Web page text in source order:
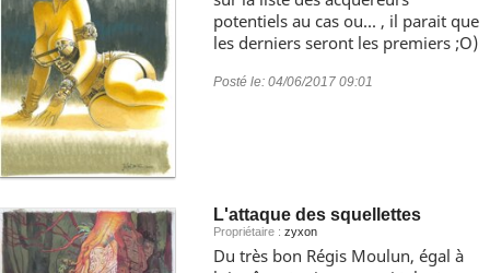
potentiels au cas ou... , il parait que
les derniers seront les premiers ;O)
Posté le: 04/06/2017 09:01
L'attaque des squellettes
Propriétaire : zyxon
Du très bon Régis Moulun, égal à